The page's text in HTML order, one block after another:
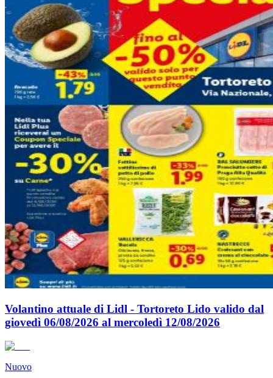
Volantino attuale di Lidl - Tortoreto Lido valido dal
giovedì 06/08/2026 al mercoledì 12/08/2026
Nuovo